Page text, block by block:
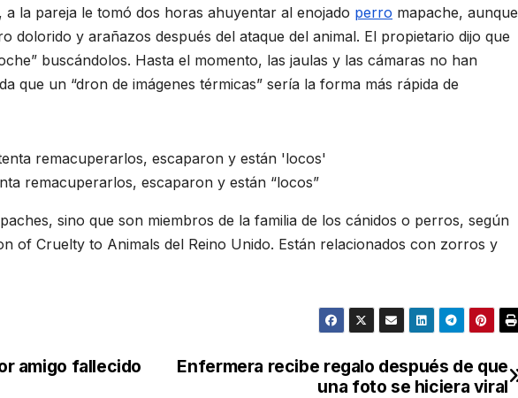
la pareja le tomó dos horas ahuyentar al enojado perro mapache, aunque
dolorido y arañazos después del ataque del animal. El propietario dijo que
buscándolos. Hasta el momento, las jaulas y las cámaras no han
que un “dron de imágenes térmicas” sería la forma más rápida de
remacuperarlos, escaparon y están “locos”
sino que son miembros de la familia de los cánidos o perros, según
of Cruelty to Animals del Reino Unido. Están relacionados con zorros y
Enfermera recibe regalo después de que
una foto se hiciera viral
amigo fallecido